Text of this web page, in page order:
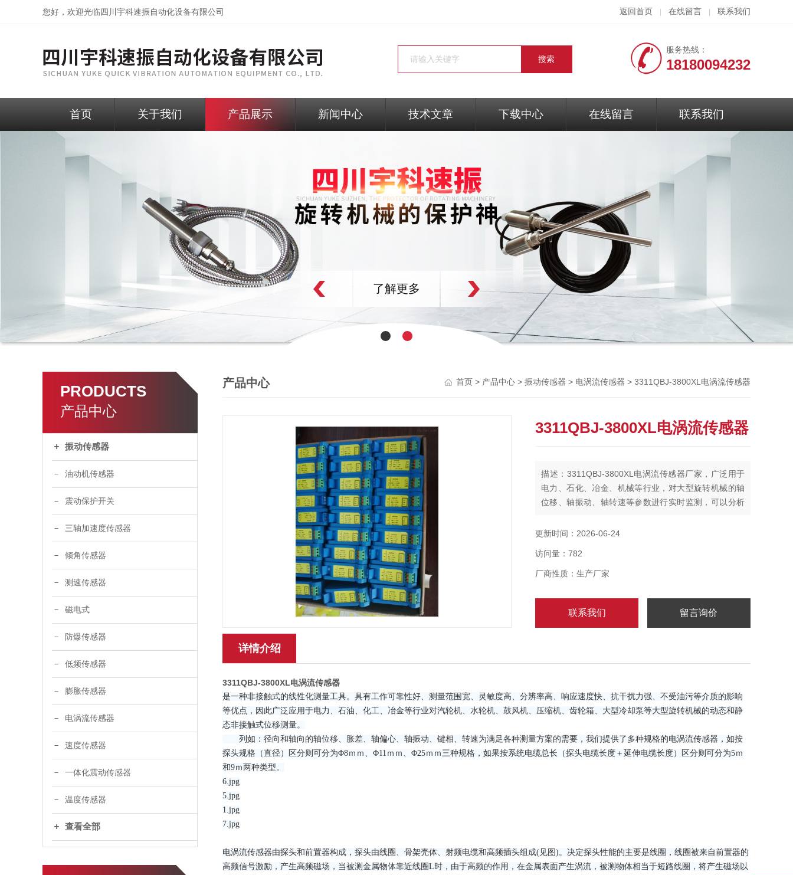
您好，欢迎光临 四川宇科速振自动化设备有限公司 返回首页 在线留言 联系我们
服务热线：
18180094232
首页 关于我们 产品展示 新闻中心 技术文章 下载中心 在线留言 联系我们
了解更多
PRODUCTS
产品中心
振动传感器
油动机传感器
震动保护开关
三轴加速度传感器
倾角传感器
测速传感器
磁电式
防爆传感器
低频传感器
膨胀传感器
电涡流传感器
速度传感器
一体化震动传感器
温度传感器
查看全部
产品中心 首页 > 产品中心 > 振动传感器 > 电涡流传感器 > 3311QBJ-3800XL电涡流传感器
3311QBJ-3800XL电涡流传感器
描述：3311QBJ-3800XL电涡流传感器厂家，广泛用于
电力、石化、冶金、机械等行业，对大型旋转机械的轴
位移、轴振动、轴转速等参数进行实时监测，可以分析
及进行预测性维修。可测量位移、振幅、转速、尺寸、
更新时间：2026-06-24
访问量：782
厂商性质：生产厂家
联系我们 留言询价
详情介绍
3311QBJ-3800XL电涡流传感器
是一种非接触式的线性化测量工具。具有工作可靠性好、测量范围宽、灵敏度高、分辨率高、响应速度快、抗干扰力强、不受油污等介质的影响
等优点，因此广泛应用于电力、石油、化工、冶金等行业对汽轮机、水轮机、鼓风机、压缩机、齿轮箱、大型冷却泵等大型旋转机械的动态和静
态非接触式位移测量。
列如：径向和轴向的轴位移、胀差、轴偏心、轴振动、键相、转速为满足各种测量方案的需要，我们提供了多种规格的电涡流传感器，如按
探头规格（直径）区分则可分为Φ8ｍｍ、Φ11ｍｍ、Φ25ｍｍ三种规格，如果按系统电缆总长（探头电缆长度＋延伸电缆长度）区分则可分为5ｍ
和9ｍ两种类型。
6.jpg
5.jpg
1.jpg
7.jpg
电涡流传感器由探头和前置器构成，探头由线圈、骨架壳体、射频电缆和高频插头组成(见图)。决定探头性能的主要是线圈，线圈被来自前置器的
高频信号激励，产生高频磁场，当被测金属物体靠近线圈L时，由于高频的作用，在金属表面产生涡流，被测物体相当于短路线圈，将产生磁场以